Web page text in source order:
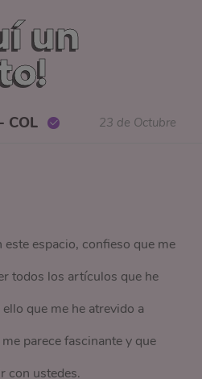
un
COL 23 de Octubre
este espacio, confieso que me
todos los artículos que he
que me he atrevido a
parece fascinante y que
con ustedes.